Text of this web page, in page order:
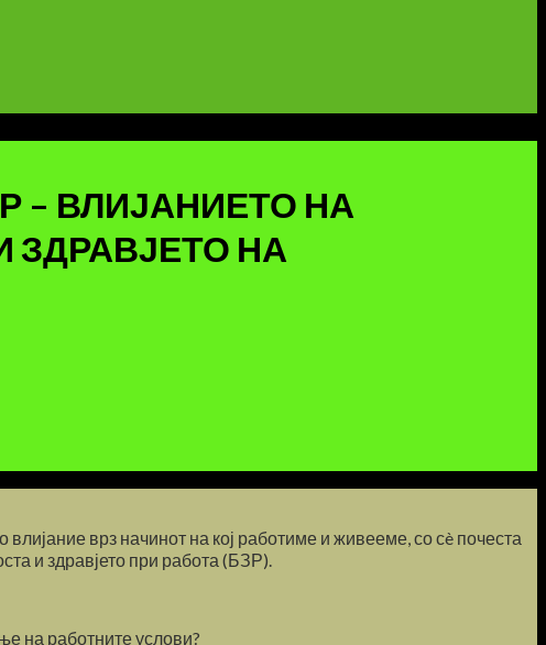
– ВЛИЈАНИЕТО НА
ЗДРАВЈЕТО НА
врз начинот на кој работиме и живееме, со сè почеста
и здравјето при работа (БЗР).
на работните услови?